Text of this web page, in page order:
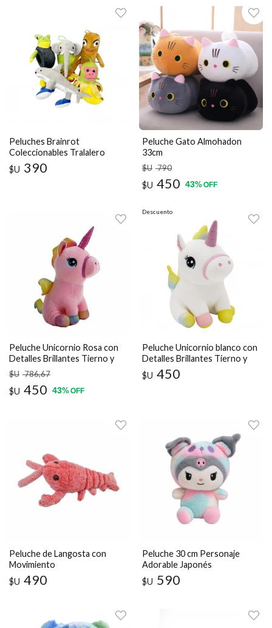
Peluches Brainrot
Coleccionables Tralalero
Tralala
$U 390
Peluche Gato Almohadon
33cm
$U 790
$U 450 43%OFF
Peluche Unicornio Rosa con
Detalles Brillantes Tierno y
Suave 30 cm
$U 786,67
$U 450 43%OFF
Descuento
Peluche Unicornio blanco con
Detalles Brillantes Tierno y
Suave 30 cm
$U 450
Peluche de Langosta con
Movimiento
$U 490
Peluche 30 cm Personaje
Adorable Japonés
$U 590